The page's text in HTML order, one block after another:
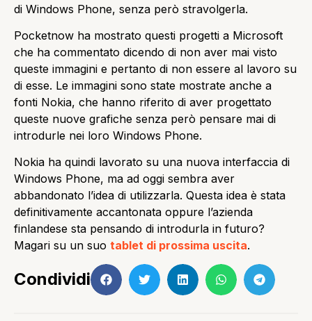
di Windows Phone, senza però stravolgerla.
Pocketnow ha mostrato questi progetti a Microsoft
che ha commentato dicendo di non aver mai visto
queste immagini e pertanto di non essere al lavoro su
di esse. Le immagini sono state mostrate anche a
fonti Nokia, che hanno riferito di aver progettato
queste nuove grafiche senza però pensare mai di
introdurle nei loro Windows Phone.
Nokia ha quindi lavorato su una nuova interfaccia di
Windows Phone, ma ad oggi sembra aver
abbandonato l’idea di utilizzarla. Questa idea è stata
definitivamente accantonata oppure l’azienda
finlandese sta pensando di introdurla in futuro?
Magari su un suo tablet di prossima uscita.
Condividi